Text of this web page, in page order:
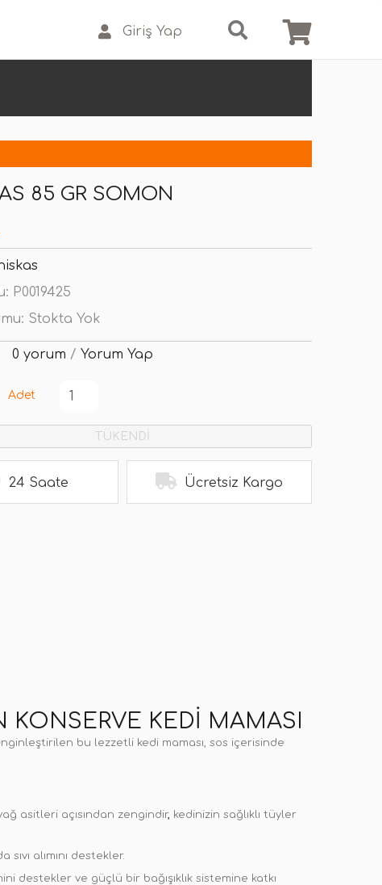
Giriş Yap
85 GR SOMON
P0019425
Stokta Yok
0 yorum / Yorum Yap
Adet
TÜKENDİ
24 Saate Ücretsiz Kargo
KEDI MAMASI
bu lezzetli kedi maması, sos içerisinde
asitleri açısından zengindir, kedinizin sağlıklı tüyler
alımını destekler.
destekler ve güçlü bir bağışıklık sistemine katkı